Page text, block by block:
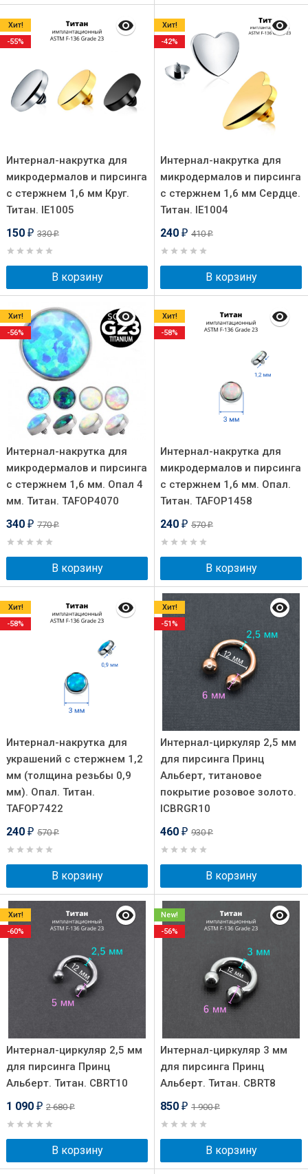
Интернал-накрутка для
микродермалов и пирсинга
с стержнем 1,6 мм Круг.
Титан. IE1005
150 ₽ 330₽
В корзину
Хит!
-55%
Интернал-накрутка для
микродермалов и пирсинга
с стержнем 1,6 мм Сердце.
Титан. IE1004
240 ₽ 410₽
В корзину
Хит!
-42%
Интернал-накрутка для
микродермалов и пирсинга
с стержнем 1,6 мм. Опал 4
мм. Титан. TAFOP4070
340 ₽ 770₽
В корзину
Хит!
-56%
Интернал-накрутка для
микродермалов и пирсинга
с стержнем 1,6 мм. Опал.
Титан. TAFOP1458
240 ₽ 570₽
В корзину
Хит!
-58%
Интернал-накрутка для
украшений с стержнем 1,2
мм (толщина резьбы 0,9
мм). Опал. Титан.
TAFOP7422
240 ₽ 570₽
В корзину
Хит!
-58%
Интернал-циркуляр 2,5 мм
для пирсинга Принц
Альберт, титановое
покрытие розовое золото.
ICBRGR10
460 ₽ 930₽
В корзину
Хит!
-51%
Интернал-циркуляр 2,5 мм
для пирсинга Принц
Альберт. Титан. CBRT10
1 090 ₽ 2 680₽
В корзину
Хит!
-60%
Интернал-циркуляр 3 мм
для пирсинга Принц
Альберт. Титан. CBRT8
850 ₽ 1 900₽
В корзину
New!
-56%